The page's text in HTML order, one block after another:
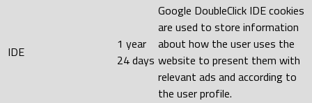
IDE
1 year
24 days
Google DoubleClick IDE cookies
are used to store information
about how the user uses the
website to present them with
relevant ads and according to
the user profile.